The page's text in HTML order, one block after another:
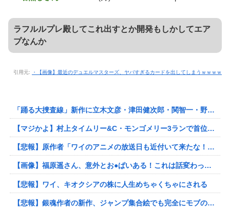
ラフルルプレ殿してこれ出すとか開発もしかしてエア
プなんか
引用元: ・【画像】最近のデュエルマスターズ、ヤバすぎるカードを出してしまうｗｗｗｗ
「踊る大捜査線」新作に立木文彦・津田健次郎・関智一・野島健児が出演 警察庁の最高幹部役
【マジかよ】村上タイムリー&C・モンゴメリー3ランで首位攻防戦を勝利!新人投手に困惑するシカホワファン反応集 MLB2026シーズン 8.
【悲報】原作者「ワイのアニメの放送日も近付いて来たな！」監督「んほぉ～ここでアニオリを一つまみw」←これｗｗｗｗｗ
【画像】福原遥さん、意外とお●ぱいある！これは話変わってくるだろ！
【悲報】ワイ、キオクシアの株に人生めちゃくちゃにされる
【悲報】銀魂作者の新作、ジャンプ集合絵でも完全にモブの位置になってしまうｗｗｗｗｗｗｗｗｗｗｗｗｗｗｗｗｗｗｗｗｗｗｗｗ